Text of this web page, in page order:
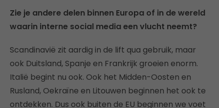
Zie je andere delen binnen Europa of in de wereld
waarin interne social media een vlucht neemt?
Scandinavië zit aardig in de lift qua gebruik, maar
ook Duitsland, Spanje en Frankrijk groeien enorm.
Italië begint nu ook. Ook het Midden-Oosten en
Rusland, Oekraïne en Litouwen beginnen het ook te
ontdekken. Dus ook buiten de EU beginnen we voet